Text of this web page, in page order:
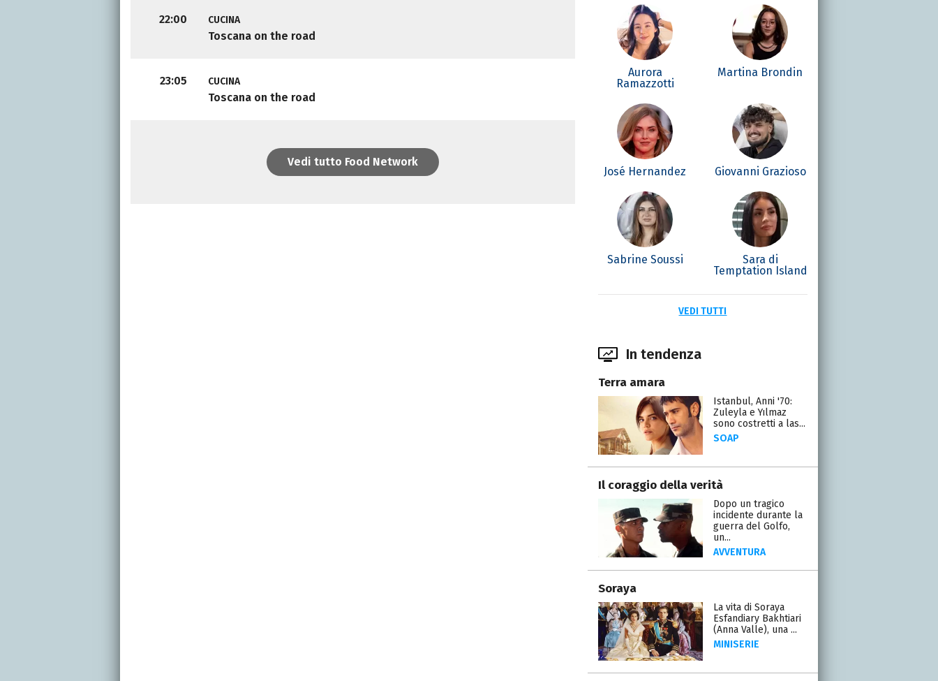
22:00 CUCINA
Toscana on the road
23:05 CUCINA
Toscana on the road
Vedi tutto Food Network
Aurora
Ramazzotti
Martina Brondin
José Hernandez Giovanni Grazioso
Sabrine Soussi
Sara di
Temptation Island
VEDI TUTTI
In tendenza
Terra amara
Istanbul, Anni '70:
Zuleyla e Yılmaz
sono costretti a las...
SOAP
Il coraggio della verità
Dopo un tragico
incidente durante la
guerra del Golfo,
un...
AVVENTURA
Soraya
La vita di Soraya
Esfandiary Bakhtiari
(Anna Valle), una ...
MINISERIE